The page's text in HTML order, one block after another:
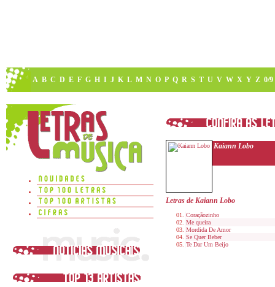
A B C D E F G H I J K L M N O P Q R S T U V W X Y Z 0/9
Kaiann Lobo
Letras de Kaiann Lobo
Coraçãozinho
Me queira
Mordida De Amor
Se Quer Beber
Te Dar Um Beijo